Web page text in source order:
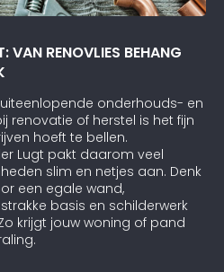
VAN RENOVLIES BEHANG
onderhouds- en
renovatie of herstel is het fijn
hoeft te bellen.
Lugt pakt daarom veel
slim en netjes aan. Denk
een egale wand,
basis en schilderwerk
krijgt jouw woning of pand